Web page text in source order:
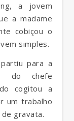
a jovem
a madame
cobiçou o
simples.
para a
do chefe
cogitou a
um trabalho
gravata.